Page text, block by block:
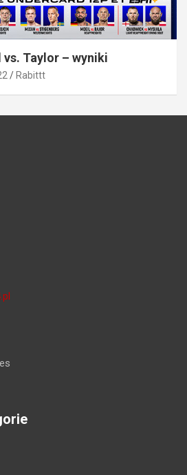
vs. Taylor – wyniki
Rabittt